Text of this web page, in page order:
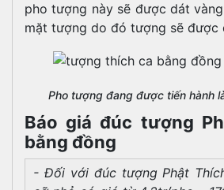
pho tượng này sẽ được dát
mặt tượng do đó tượng sẽ được
Pho tượng đang được tiến hành
Báo giá đúc tượng
bằng đồng
- Đối với đúc tượng Phật